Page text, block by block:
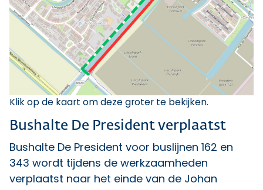
Klik op de kaart om deze groter te bekijken.
Bushalte De President verplaatst
Bushalte De President voor buslijnen 162 en
343 wordt tijdens de werkzaamheden
verplaatst naar het einde van de Johan